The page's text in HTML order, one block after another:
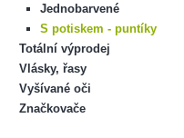
Jednobarvené
S potiskem - puntíky
Totální výprodej
Vlásky, řasy
Vyšívané oči
Značkovače